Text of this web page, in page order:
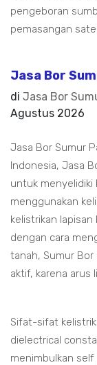
pengeboran
pemasangan
Jasa Bor
di Jasa Bor
Agustus 2026
Jasa Bor Sumur
Indonesia, Jasa
untuk menyelidiki
menggunakan
kelistrikan
dengan cara
tanah, Sumur
aktif, karena arus
Sifat-sifat
dielectrical
menimbulkan